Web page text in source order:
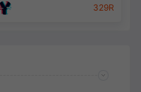
329R